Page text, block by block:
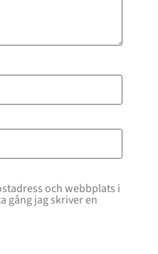
och webbplats i
gång jag skriver en